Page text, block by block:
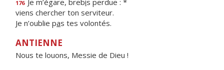
176 Je m’égare, brebis perdue : *
viens chercher ton serviteur.
Je n’oublie pas tes volontés.
ANTIENNE
Nous te louons, Messie de Dieu !